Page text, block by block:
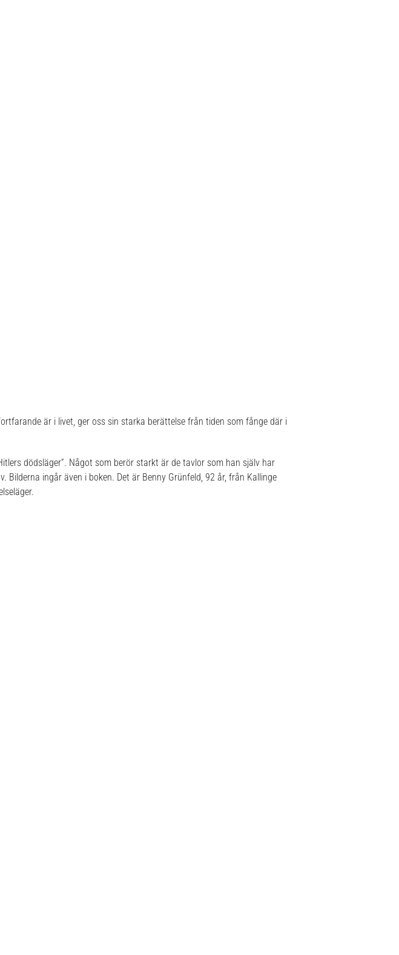
är i livet, ger oss sin starka berättelse från tiden som fånge där i
dödsläger”. Något som berör starkt är de tavlor som han själv har
ingår även i boken. Det är Benny Grünfeld, 92 år, från Kallinge